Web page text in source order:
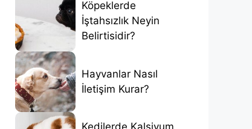
Köpeklerde
İştahsızlık Neyin
Belirtisidir?
Hayvanlar Nasıl
İletişim Kurar?